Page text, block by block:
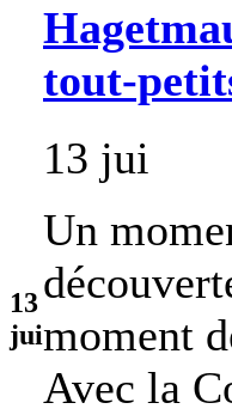
13
jui
tout-
13 jui
Un
moment
Avec la